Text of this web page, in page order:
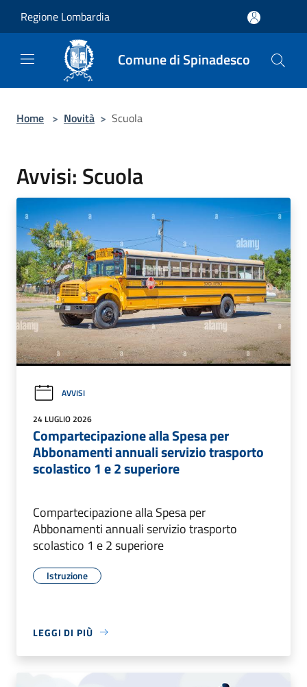
Regione Lombardia
Comune di Spinadesco
Home > Novità > Scuola
Avvisi: Scuola
AVVISI
24 LUGLIO 2026
Compartecipazione alla Spesa per
Abbonamenti annuali servizio trasporto
scolastico 1 e 2 superiore
Compartecipazione alla Spesa per
Abbonamenti annuali servizio trasporto
scolastico 1 e 2 superiore
Istruzione
LEGGI DI PIÙ